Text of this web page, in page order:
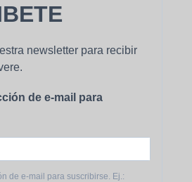
newsletter para recibir
de e-mail para
de e-mail para suscribirse. Ej.: